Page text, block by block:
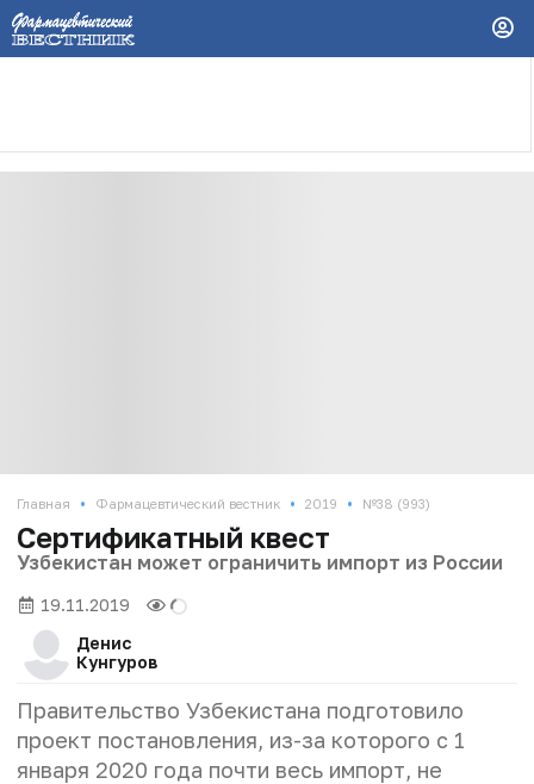
Главная • Фармацевтический вестник • 2019 • №38 (993)
Сертификатный квест
Узбекистан может ограничить импорт из России
19.11.2019
Денис
Кунгуров
Правительство Узбекистана подготовило
проект постановления, из-за которого с 1
января 2020 года почти весь импорт, не